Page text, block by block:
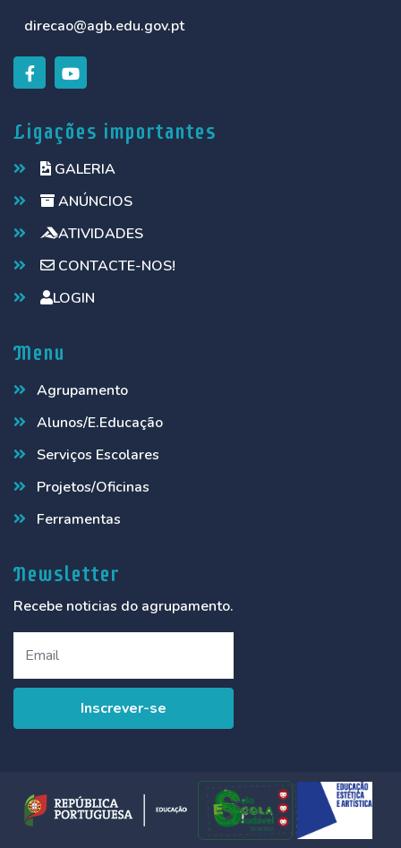
direcao@agb.edu.gov.pt
Ligações importantes
GALERIA
ANÚNCIOS
ATIVIDADES
CONTACTE-NOS!
LOGIN
Menu
Agrupamento
Alunos/E.Educação
Serviços Escolares
Projetos/Oficinas
Ferramentas
Newsletter
Recebe noticias do agrupamento.